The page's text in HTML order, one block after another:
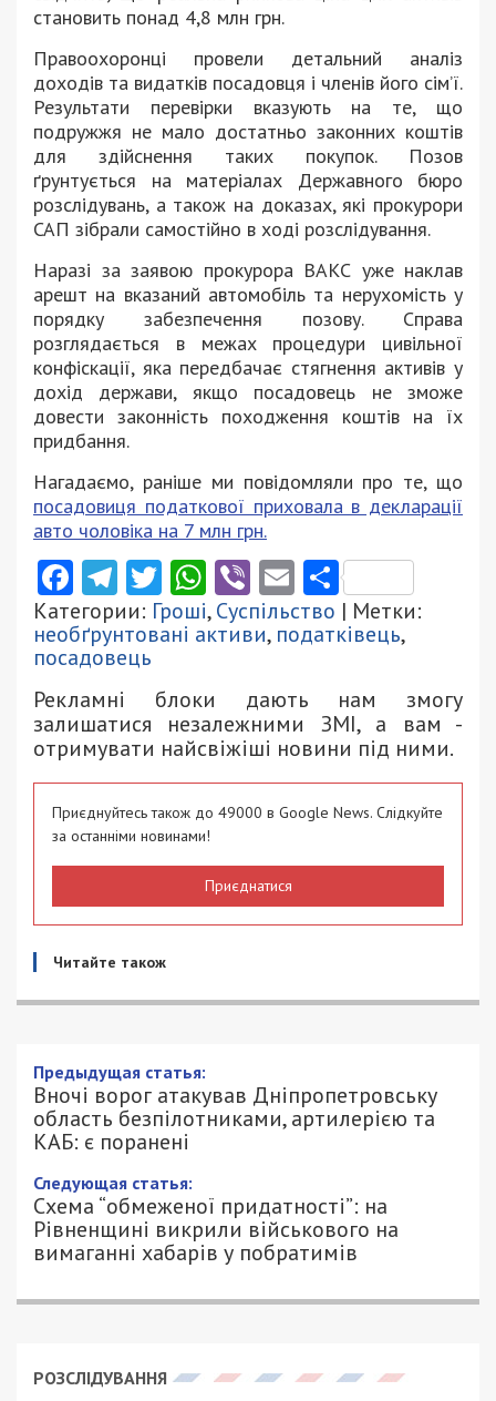
становить понад 4,8 млн грн.
Правоохоронці провели детальний аналіз
доходів та видатків посадовця і членів його сім’ї.
Результати перевірки вказують на те, що
подружжя не мало достатньо законних коштів
для здійснення таких покупок. Позов
ґрунтується на матеріалах Державного бюро
розслідувань, а також на доказах, які прокурори
САП зібрали самостійно в ході розслідування.
Наразі за заявою прокурора ВАКС уже наклав
арешт на вказаний автомобіль та нерухомість у
порядку забезпечення позову. Справа
розглядається в межах процедури цивільної
конфіскації, яка передбачає стягнення активів у
дохід держави, якщо посадовець не зможе
довести законність походження коштів на їх
придбання.
Нагадаємо, раніше ми повідомляли про те, що
посадовиця податкової приховала в декларації
авто чоловіка на 7 млн грн.
Facebook
Telegram
Twitter
WhatsApp
ViberEmail
Категории: Гроші,Суспільство | Метки:
необґрунтовані активи, податківець,
посадовець
Рекламні блоки дають нам змогу
залишатися незалежними ЗМІ, а вам -
отримувати найсвіжіші новини під ними.
Приєднуйтесь також до 49000 в Google News. Слідкуйте
за останніми новинами!
Приєднатися
Читайте також
Вночі ворог атакував
Дніпропетровську область
безпілотниками, артилерією та КАБ: є
поранені
8/05/2026 - 9:00
ПЕТРО ЩУКІН - СПЕЦИАЛЬНО ДЛЯ
49000.COM.UA